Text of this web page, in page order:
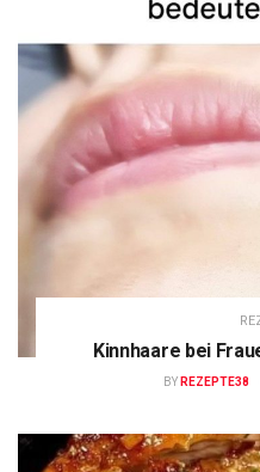
Kinnhaare bei
BY REZEPTE38